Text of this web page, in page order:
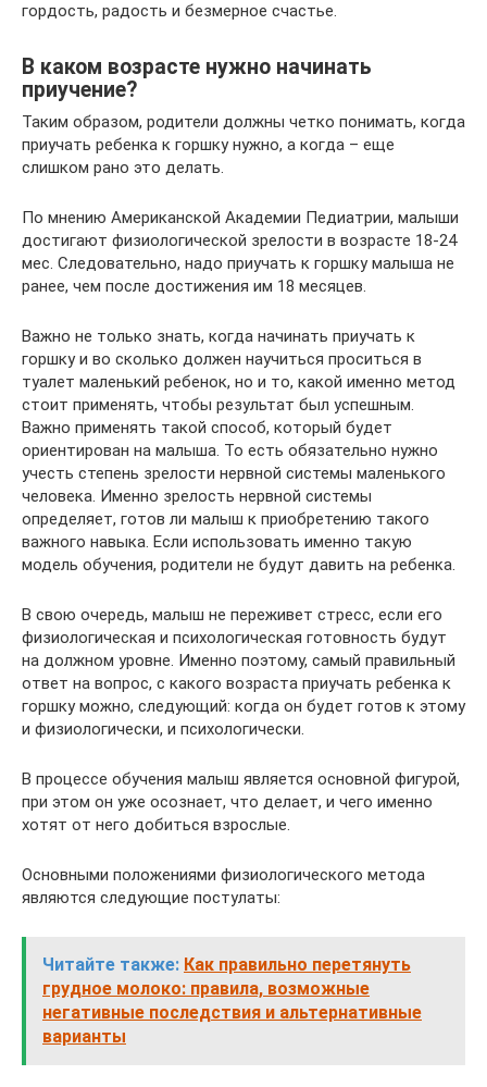
гордость, радость и безмерное счастье.
В каком возрасте нужно начинать
приучение?
Таким образом, родители должны четко понимать, когда
приучать ребенка к горшку нужно, а когда – еще
слишком рано это делать.
По мнению Американской Академии Педиатрии, малыши
достигают физиологической зрелости в возрасте 18-24
мес. Следовательно, надо приучать к горшку малыша не
ранее, чем после достижения им 18 месяцев.
Важно не только знать, когда начинать приучать к
горшку и во сколько должен научиться проситься в
туалет маленький ребенок, но и то, какой именно метод
стоит применять, чтобы результат был успешным.
Важно применять такой способ, который будет
ориентирован на малыша. То есть обязательно нужно
учесть степень зрелости нервной системы маленького
человека. Именно зрелость нервной системы
определяет, готов ли малыш к приобретению такого
важного навыка. Если использовать именно такую
модель обучения, родители не будут давить на ребенка.
В свою очередь, малыш не переживет стресс, если его
физиологическая и психологическая готовность будут
на должном уровне. Именно поэтому, самый правильный
ответ на вопрос, с какого возраста приучать ребенка к
горшку можно, следующий: когда он будет готов к этому
и физиологически, и психологически.
В процессе обучения малыш является основной фигурой,
при этом он уже осознает, что делает, и чего именно
хотят от него добиться взрослые.
Основными положениями физиологического метода
являются следующие постулаты:
Читайте также: Как правильно перетянуть
грудное молоко: правила, возможные
негативные последствия и альтернативные
варианты